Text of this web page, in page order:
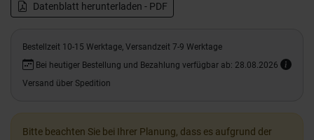
Datenblatt herunterladen - PDF
Bestellzeit 10-15 Werktage, Versandzeit 7-9 Werktage
Bei heutiger Bestellung und Bezahlung verfügbar ab: 28.08.2026
Versand über Spedition
Bitte beachten Sie bei Ihrer Planung, dass es aufgrund der